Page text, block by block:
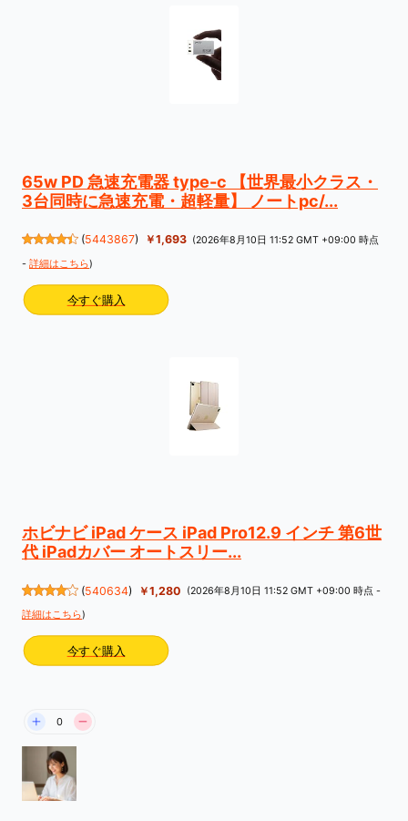
65w PD 急速充電器 type-c 【世界最小クラス・
3台同時に急速充電・超軽量】 ノートpc/...
(5443867) ￥1,693 (2026年8月10日 11:52 GMT +09:00 時点
- 詳細はこちら)
今すぐ購入
ホビナビ iPad ケース iPad Pro12.9 インチ 第6世
代 iPadカバー オートスリー...
(540634) ￥1,280
(2026年8月10日 11:52 GMT +09:00 時点 -
詳細はこちら)
今すぐ購入
0